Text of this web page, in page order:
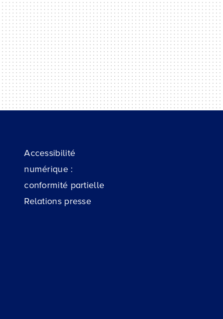
Accessibilité
numérique :
conformité partielle
Relations presse